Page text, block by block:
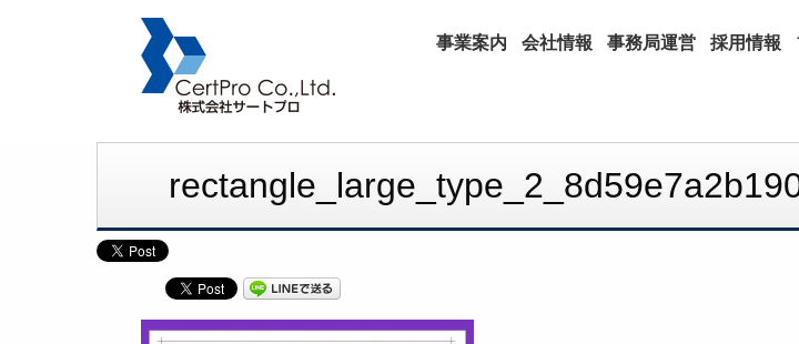
事業案内 会社情報 事務局運営 採用情報